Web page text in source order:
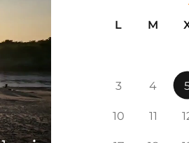
L M
3 4
10 11